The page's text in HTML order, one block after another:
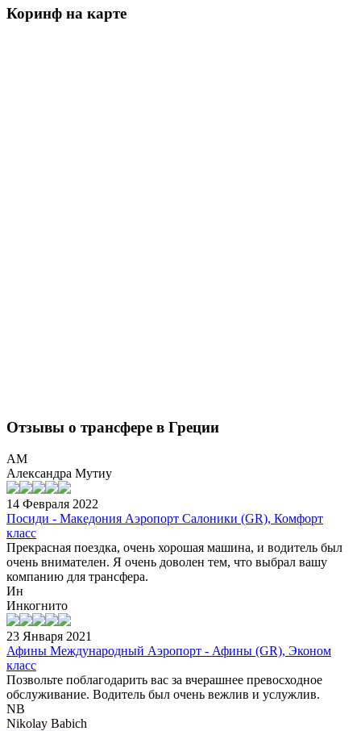
Коринф на карте
Отзывы о трансфере в Греции
АМ
Александра Мутиу
14 Февраля 2022
Посиди - Македония Аэропорт Салоники (GR), Комфорт
класс
Прекрасная поездка, очень хорошая машина, и водитель был
очень внимателен. Я очень доволен тем, что выбрал вашу
компанию для трансфера.
Ин
Инкогнито
23 Января 2021
Афины Международный Аэропорт - Афины (GR), Эконом
класс
Позвольте поблагодарить вас за вчерашнее превосходное
обслуживание. Водитель был очень вежлив и услужлив.
NB
Nikolay Babich